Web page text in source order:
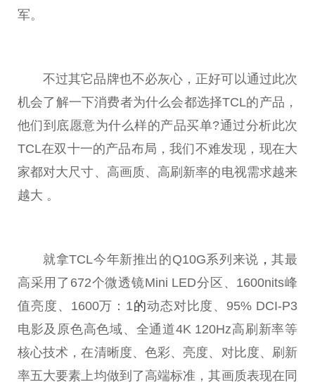
军。
不过其它品牌也不必灰心，正好可以通过此次
机会了解一下消费者为什么会都选择TCL的产品，
他们到底愿意为什么样的产品买单?通过分析此次
TCL在双十一的产品布局，我们不难发现，现在大
家都对大尺寸、高画质、高刷新率的电视需求越来
越大 。
就拿TCL今年新推出的Q10G系列来说 ，其最
高采用了672个微透镜Mini LED分区、1600nits峰
值亮度、1600万：1的动态对比度、95% DCI-P3
电影及原色高色域、全通道4K 120Hz高刷新率等
核心技术，在清晰度、色彩、亮度、对比度、刷新
率五大要素上均做到了高端标准，其画质表现在同